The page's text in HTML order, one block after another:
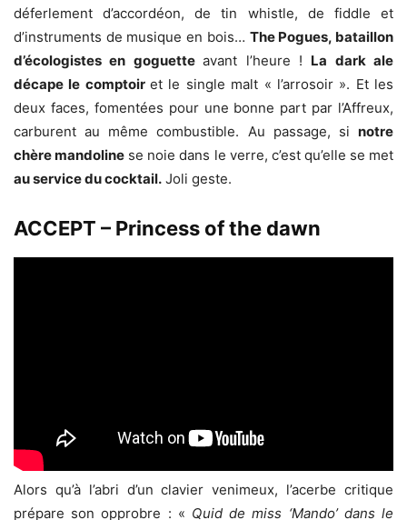
déferlement d’accordéon, de tin whistle, de fiddle et
d’instruments de musique en bois… The Pogues, bataillon
d’écologistes en goguetteavant l’heure ! La dark ale
décape le comptoiret le single malt « l’arrosoir ». Et les
deux faces, fomentées pour une bonne part par l’Affreux,
carburent au même combustible. Au passage, si notre
chère mandoline se noie dans le verre, c’est qu’elle se met
au service du cocktail. Joli geste.
ACCEPT – Princess of the dawn
Alors qu’à l’abri d’un clavier venimeux, l’acerbe critique
prépare son opprobre : « Quid de miss ‘Mando’ dans le